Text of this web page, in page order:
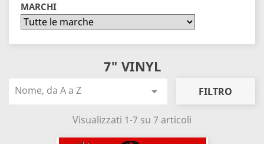
MARCHI
7" VINYL
Nome, da A a Z  FILTRO
Visualizzati 1-7 su 7 articoli